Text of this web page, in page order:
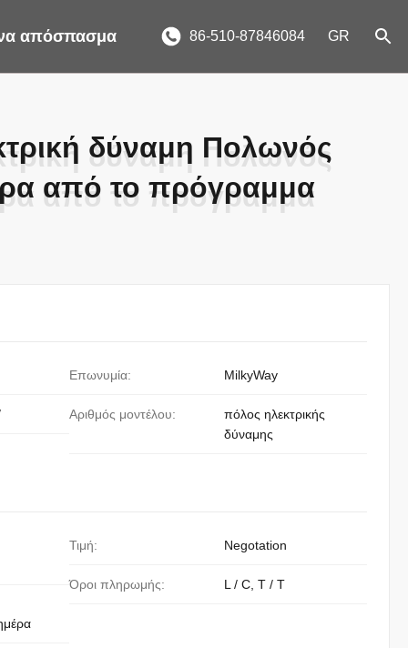
απόσπασμα 86-510-87846084 GR
δύναμη Πολωνός
από το πρόγραμμα
δύναμη Πολωνός
από το πρόγραμμα
Επωνυμία: MilkyWay
Αριθμός μοντέλου:
πόλος ηλεκτρικής
δύναμης
Τιμή: Negotation
Όροι πληρωμής: L / C, T / T